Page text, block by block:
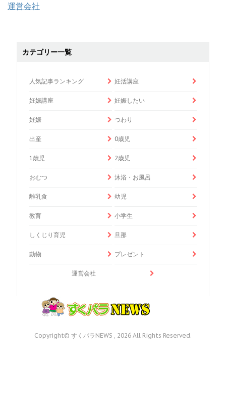
運営会社
カテゴリー一覧
人気記事ランキング 妊活講座
妊娠講座 妊娠したい
妊娠 つわり
出産 0歳児
1歳児 2歳児
おむつ 沐浴・お風呂
離乳食 幼児
教育 小学生
しくじり育児 旦那
動物 プレゼント
運営会社
Copyright© すくパラNEWS , 2026 All Rights Reserved.